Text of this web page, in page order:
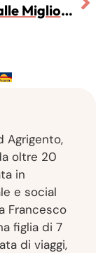
Guida alle Migliori Attrazioni di San Francisco con CityPASS: Scopri, Esplora e Risparmia
Agrigento,
oltre 20
in
e social
Francesco
figlia di 7
di viaggi,